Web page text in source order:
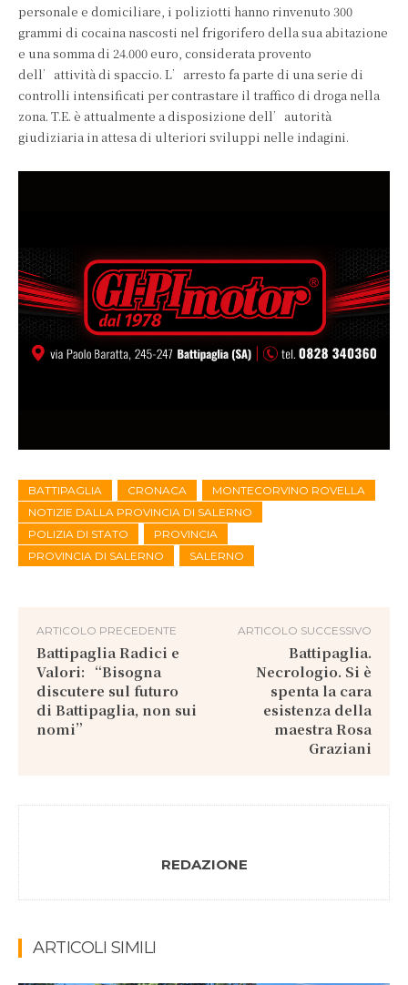
personale e domiciliare, i poliziotti hanno rinvenuto 300
grammi di cocaina nascosti nel frigorifero della sua abitazione
e una somma di 24.000 euro, considerata provento
dell’attività di spaccio. L’arresto fa parte di una serie di
controlli intensificati per contrastare il traffico di droga nella
zona. T.E. è attualmente a disposizione dell’autorità
giudiziaria in attesa di ulteriori sviluppi nelle indagini.
BATTIPAGLIA CRONACA
MONTECORVINO ROVELLA
NOTIZIE DALLA PROVINCIA DI SALERNO
POLIZIA DI STATO
PROVINCIA
PROVINCIA DI SALERNO
SALERNO
ARTICOLO PRECEDENTE
Battipaglia Radici e
Valori: “Bisogna
discutere sul futuro
di Battipaglia, non sui
nomi”
ARTICOLO SUCCESSIVO
Battipaglia.
Necrologio. Si è
spenta la cara
esistenza della
maestra Rosa
Graziani
REDAZIONE
ARTICOLI SIMILI